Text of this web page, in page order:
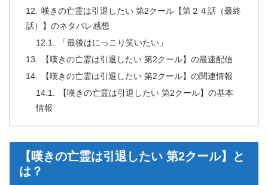
嘆きの亡霊は引退したい 第2クール【第２４話（最終
話）】のネタバレ感想
「最後はにっこり笑いたい」
【嘆きの亡霊は引退したい 第2クール】の最速配信
【嘆きの亡霊は引退したい 第2クール】の関連情報
【嘆きの亡霊は引退したい 第2クール】の基本
情報
【嘆きの亡霊は引退したい 第2クール】と
は？